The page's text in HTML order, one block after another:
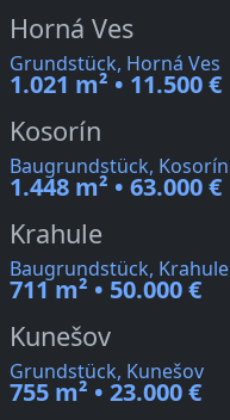
Horná Ves
Grundstück, Horná Ves
1.021 m² • 11.500 €
Kosorín
Baugrundstück, Kosorín
1.448 m² • 63.000 €
Krahule
Baugrundstück, Krahule
711 m² • 50.000 €
Kunešov
Grundstück, Kunešov
755 m² • 23.000 €